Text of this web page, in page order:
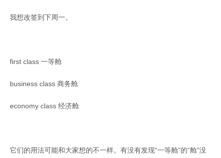
我想改签到下周一。
first class 一等舱
business class 商务舱
economy class 经济舱
它们的用法可能和大家想的不一样。有没有发现“一等舱”的“舱”没